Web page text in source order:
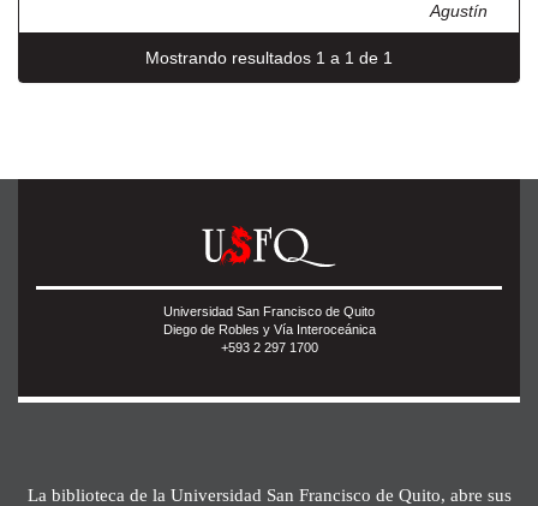
Agustín
Mostrando resultados 1 a 1 de 1
Universidad San Francisco de Quito
Diego de Robles y Vía Interoceánica
+593 2 297 1700
La biblioteca de la Universidad San Francisco de Quito, abre sus